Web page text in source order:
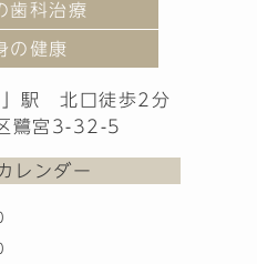
歯科治療
の健康
駅 北口徒歩2分
鷺宮3-32-5
レンダー